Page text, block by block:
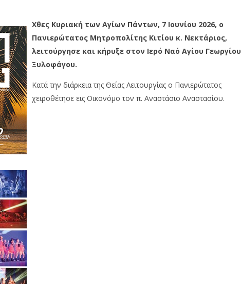
Χθες Κυριακή των Αγίων Πάντων, 7 Ιουνίου 2026, ο
Πανιερώτατος Μητροπολίτης Κιτίου κ. Νεκτάριος,
λειτούργησε και κήρυξε στον Ιερό Ναό Αγίου Γεωργίου
Ξυλοφάγου.
Κατά την διάρκεια της Θείας Λειτουργίας ο Πανιερώτατος
χειροθέτησε εις Οικονόμο τον π. Αναστάσιο Αναστασίου.